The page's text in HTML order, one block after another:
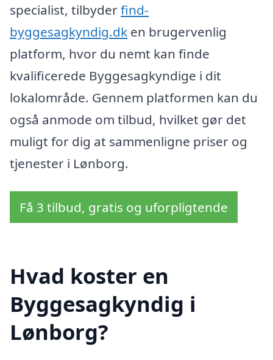
specialist, tilbyderfind-
byggesagkyndig.dk en brugervenlig
platform, hvor du nemt kan finde
kvalificerede Byggesagkyndige i dit
lokalområde. Gennem platformen kan du
også anmode om tilbud, hvilket gør det
muligt for dig at sammenligne priser og
tjenester i Lønborg.
Få 3 tilbud, gratis og uforpligtende
Hvad koster en
Byggesagkyndig i
Lønborg?